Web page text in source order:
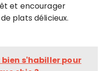
et encourager
plats délicieux.
s'habiller pour